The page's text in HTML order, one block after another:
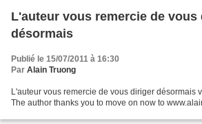
L'auteur vous remercie de vous
désormais
Publié le 15/07/2011 à 16:30
Par Alain Truong
L'auteur vous remercie de vous diriger désormais
The author thanks you to move on now to